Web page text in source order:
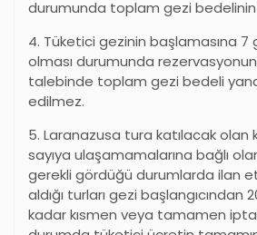
durumunda toplam gezi bedelinin
4. Tüketici gezinin başlamasına 7
olması durumunda
talebinde toplam gezi bedeli
edilmez.
5. Laranazusa tura katılacak olan
sayıya ulaşamamalarına bağlı
gerekli gördüğü durumlarda ilan
aldığı turları gezi başlangıcından
kadar kısmen veya tamamen